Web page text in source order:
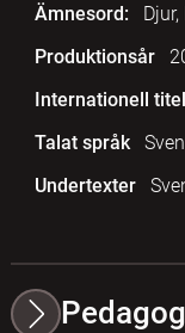
Ämnesord:
Produktionsår
Internationell titel
Talat språk
Undertexter